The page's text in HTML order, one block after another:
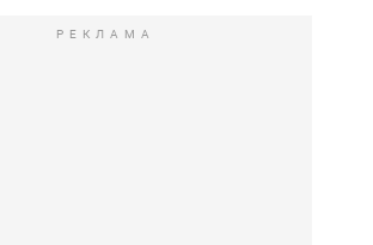
РЕКЛАМА